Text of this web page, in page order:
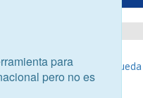
-
para
pero no es